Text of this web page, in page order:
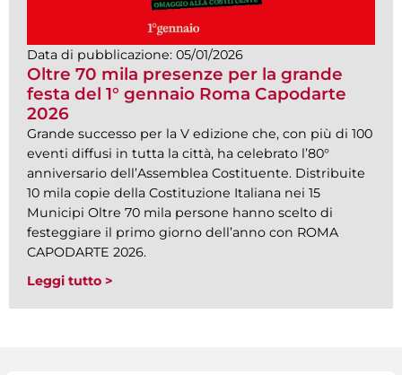
Data di pubblicazione: 05/01/2026
Oltre 70 mila presenze per la grande
festa del 1° gennaio Roma Capodarte
2026
Grande successo per la V edizione che, con più di 100
eventi diffusi in tutta la città, ha celebrato l’80°
anniversario dell’Assemblea Costituente. Distribuite
10 mila copie della Costituzione Italiana nei 15
Municipi Oltre 70 mila persone hanno scelto di
festeggiare il primo giorno dell’anno con ROMA
CAPODARTE 2026.
Leggi tutto >